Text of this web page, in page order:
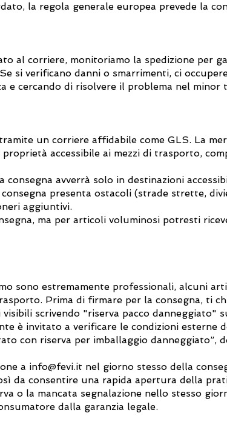
la regola generale europea prevede la
al corriere, monitoriamo la spedizione per
si verificano danni o smarrimenti, ci
e cercando di risolvere il problema nel minor
un corriere affidabile come GLS. La
accessibile ai mezzi di trasporto,
avverrà solo in destinazioni
presenta ostacoli (strade strette,
aggiuntivi.
ma per articoli voluminosi potresti
sono estremamente professionali, alcuni
Prima di firmare per la consegna, ti
scrivendo "riserva pacco danneggiato"
è invitato a verificare le condizioni esterne
con riserva per imballaggio danneggiato”,
a info@fevi.it nel giorno stesso della
da consentire una rapida apertura della
o la mancata segnalazione nello stesso
dalla garanzia legale.